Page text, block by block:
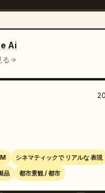
あるいは彼女の優雅な存
ます。大げさなリアクシ
み。彼女は自信に満ちた
向かって歩き続けます。
へと歩いていく彼女を後
風に優しく揺れています。
級フレグランスキャンペ
ション CM に着想を得た
グ、滑らかなスローモー
Ai
る
シネマティックで リアルな 表現
品 都市景観 / 都市